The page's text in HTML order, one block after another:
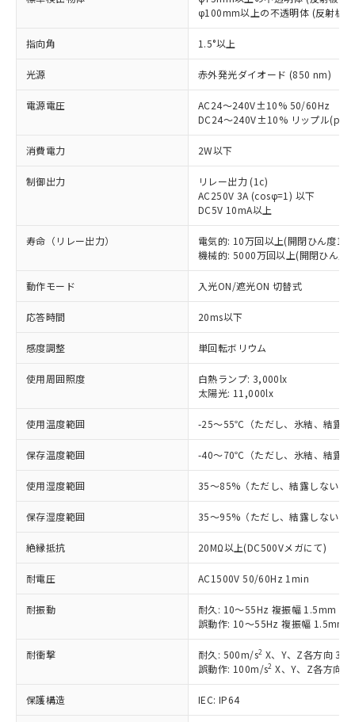
φ100mm以上の不透明体 (反射板
指向角 1.5°以上
光源 赤外発光ダイオード (850 nm)
電源電圧
AC24～240V±10% 50/60Hz
DC24～240V±10% リップル(p-
消費電力 2W以下
制御出力
リレー出力 (1c)
AC250V 3A (cosφ=1) 以下
DC5V 10mA以上
寿命（リレー出力）
電気的: 10万回以上(開閉ひん度
機械的: 5000万回以上(開閉ひん度
動作モード 入光ON/遮光ON 切替式
応答時間 20ms以下
感度調整 単回転ボリウム
使用周囲照度
白熱ランプ: 3,000lx
太陽光: 11,000lx
使用温度範囲 -25～55℃（ただし、氷結、結露し
保存温度範囲 -40～70℃（ただし、氷結、結露し
使用湿度範囲 35～85%（ただし、結露しないこ
保存湿度範囲 35～95%（ただし、結露しないこ
絶縁抵抗 20MΩ以上(DC500Vメガにて)
耐電圧 AC1500V 50/60Hz 1min
耐振動
耐久: 10～55Hz 複振幅 1.5mm X
誤動作: 10～55Hz 複振幅 1.5mm
耐衝撃 耐久: 500m/s2 X、Y、Z各方向 3回
誤動作: 100m/s2 X、Y、Z各方向 3
保護構造 IEC: IP64
ご利用条件
以下の条件をお読みいただき、同意のうえ
ご利用ください。
本サービスは、当社制御機器事業取扱
商品の当社在庫状況および標準価格
(税抜)を提供させていただくもので
当社制御機器事業取扱商品の中には、
本サービスの対象外となる商品もある
ことをご了承ください。
在庫状況および標準価格照会結果は、
記載している更新日時点での社内デー
タに基づき作成されるものであり、閲
覧された時点での実際の在庫および標
※1 対応状況
対応済み：EU RoHS指令（10物質）の
非含有に対応した製品が提供可能な商品で
す。
対応予定：EU RoHS指令（10物質）の非含
有に対応した製品に切り替える予定のある
対応予定なし：EU RoHS指令（10物質）の
定はありません。
調査・確認中：EU RoHS指令（10物質）の
非含有の対応状況を調査中または確認中の
非該当品：ライセンス料など無形物で、有
害物質有無と関係のない商品です。
仕入先様の事情により、非含有部品として
いたものが、含有品と判明した場合などや
むを得ず変更することがあります。
鉛(Pb) 1000ppm以下、 水銀(Hg) 1000ppm以下、 カド
※1 中国RoHS○×表
「○」：最大均質材料含有率が中国RoHSの
基準値以下であることを示します。
「×」：最大均質材料含有率が中国RoHSの
基準値を超えていることを示します。
「－」：未確認です。当社販売部門へお問
*中国RoHS10物質の基準値 (GB/T26572)：
Pb(鉛) :1000ppm、 Hg(水銀) : 1000ppm、 Cd(カドミウ
当社は、これら貴社製品のうち、外国
為替および外国貿易法に定める商品
（以下｢規制貨物等」という）を輸出
または国外への提供する場合は、日本